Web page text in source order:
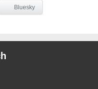
Bluesky